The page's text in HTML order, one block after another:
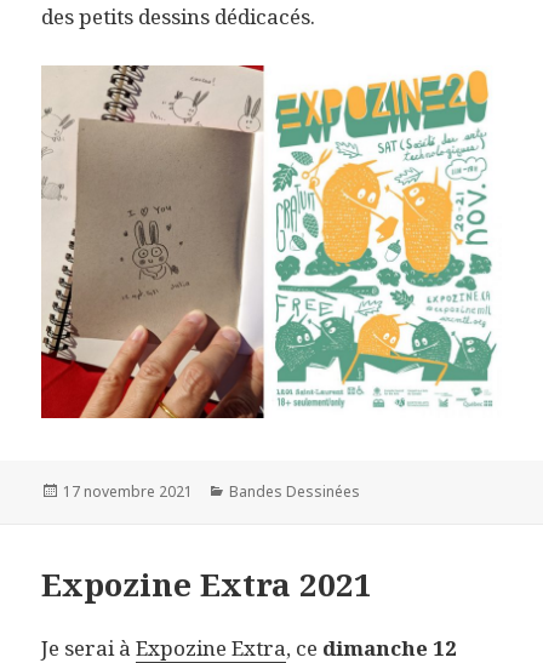
des petits dessins dédicacés.
Publié
17 novembre 2021 Catégories
Bandes Dessinées
Expozine Extra 2021
Je serai àExpozine Extra, ce dimanche 12